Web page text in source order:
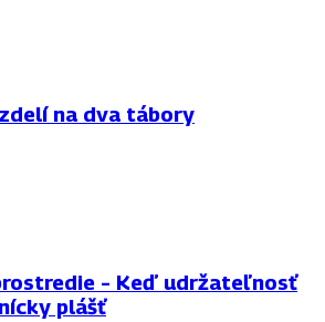
na dva tábory
– Keď udržateľnosť
plášť